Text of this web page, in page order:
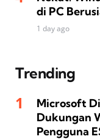
di PC
1 day ago
Trending
Microsoft
Dukungan
Pengguna